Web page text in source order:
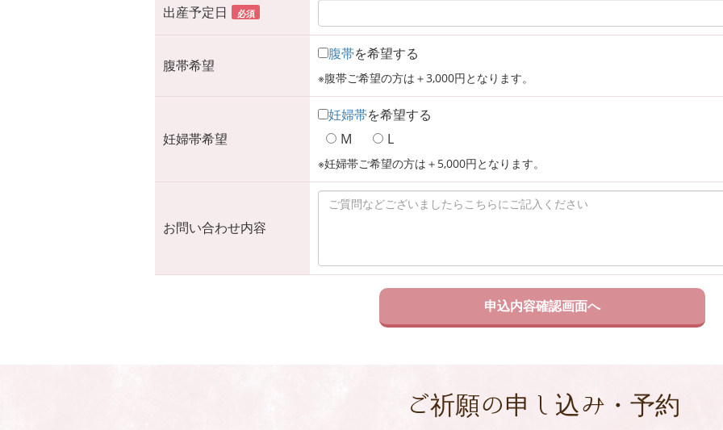
出産予定日 必須
腹帯希望
腹帯を希望する
※腹帯ご希望の方は＋3,000円となります。
妊婦帯希望
妊婦帯を希望する
M
L
※妊婦帯ご希望の方は＋5,000円となります。
お問い合わせ内容
ご祈願の申し込み・予約